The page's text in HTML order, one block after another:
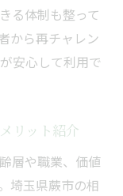
る体制も整って
から再チャレン
安心して利用で
リット紹介
層や職業、価値
埼玉県蕨市の相